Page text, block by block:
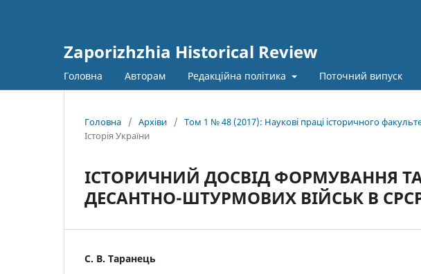
Zaporizhzhia Historical Review
Головна Авторам Редакційна політика Поточний випуск
Головна / Архіви / Том 1 № 48 (2017): Наукові праці історичного
Історія України
ІСТОРИЧНИЙ ДОСВІД ФОРМУВАННЯ
ДЕСАНТНО-ШТУРМОВИХ ВІЙСЬК В СРСР
С. В. Таранець